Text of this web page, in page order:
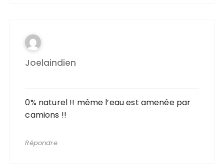
Joelaindien
0% naturel !! même l’eau est amenée par
camions !!
Répondre